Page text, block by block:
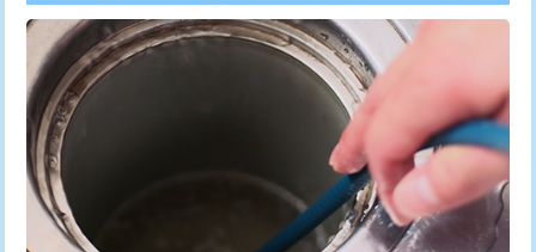
給水管工事※（ライニング鋼管・銅
管・ポリ管・HT管使用/3ｍまで)
44,000円
給水管工事※（ライニング鋼管・銅
管・ポリ管・HT管使用/3ｍ超え)
+8,800円
排水管工事（土の掘削・埋め戻し作
業）
11,000円~
排水管工事（排水管工事/3ｍまで） 55,000円
追加トーラー機使用/3m超え +3,300円
カメラ調査 33,000円
桝清掃 8,800円
止水・漏水調査・防水処理・清掃・修
理・調整・分解・加工など（軽作業）
11,000円